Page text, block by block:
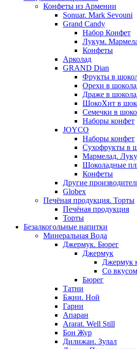
Конфеты из Армении
Sonuar. Mark Sevouni
Grand Candy
Набор Конфет
Лукум.
Конфеты
Арколад
GRAND Dian
Фрукты в
Орехи в
Драже в
ШокоХит в
Семечки в
Наборы конфет
JOYCO
Наборы конфет
Сухофрукты в
Мармелад.
Шоколадные
Конфеты
Другие
Globex
Печёная продукция. Торты
Печёная продукция
Торты
Безалкогольные напитки
Минеральная Вода
Джермук. Бюрег
Джермук
Джермук
Со
Бюрег
Татни
Бжни. Ной
Гарни
Апаран
Ararat. Well Still
Бон Жур
Дилижан. Зулал